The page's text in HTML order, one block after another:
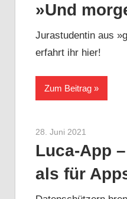
»Und
Jurastudentin aus
erfahrt ihr hier!
Zum Beitrag
28. Juni 2021
Luca-App
als für